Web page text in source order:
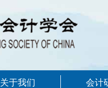
关于我们 会计